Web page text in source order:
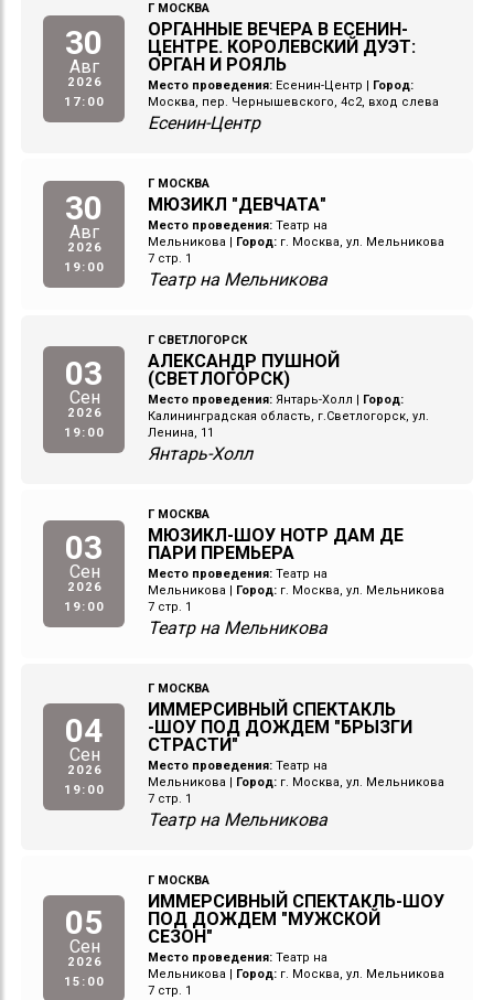
30
Авг
2026
17:00
Г МОСКВА
ОРГАННЫЕ ВЕЧЕРА В ЕСЕНИН-
ЦЕНТРЕ. КОРОЛЕВСКИЙ ДУЭТ:
ОРГАН И РОЯЛЬ
Место проведения: Есенин-Центр
Город:
Москва, пер. Чернышевского, 4с2, вход слева
Есенин-Центр
30
Авг
2026
19:00
Г МОСКВА
МЮЗИКЛ "ДЕВЧАТА"
Место проведения: Театр на
Мельникова
Город: г. Москва, ул. Мельникова
7 стр. 1
Театр на Мельникова
03
Сен
2026
19:00
Г СВЕТЛОГОРСК
АЛЕКСАНДР ПУШНОЙ
(СВЕТЛОГОРСК)
Место проведения: Янтарь-Холл
Город:
Калининградская область, г.Светлогорск, ул.
Ленина, 11
Янтарь-Холл
03
Сен
2026
19:00
Г МОСКВА
МЮЗИКЛ-ШОУ НОТР ДАМ ДЕ
ПАРИ ПРЕМЬЕРА
Место проведения: Театр на
Мельникова
Город: г. Москва, ул. Мельникова
7 стр. 1
Театр на Мельникова
04
Сен
2026
19:00
Г МОСКВА
ИММЕРСИВНЫЙ СПЕКТАКЛЬ
-ШОУ ПОД ДОЖДЕМ "БРЫЗГИ
СТРАСТИ"
Место проведения: Театр на
Мельникова
Город: г. Москва, ул. Мельникова
7 стр. 1
Театр на Мельникова
05
Сен
2026
15:00
Г МОСКВА
ИММЕРСИВНЫЙ СПЕКТАКЛЬ-ШОУ
ПОД ДОЖДЕМ "МУЖСКОЙ
СЕЗОН"
Место проведения: Театр на
Мельникова
Город: г. Москва, ул. Мельникова
7 стр. 1